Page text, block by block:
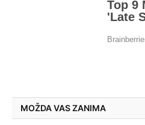
MOŽDA VAS ZANIMA